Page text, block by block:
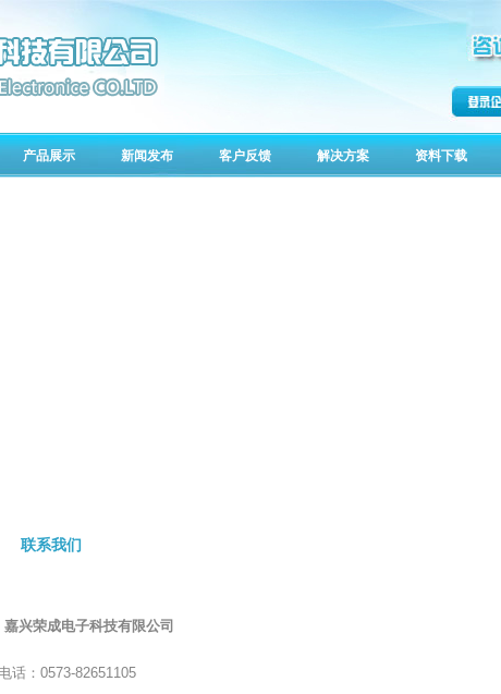
产品展示 新闻发布 客户反馈 解决方案 资料下载
联系我们
嘉兴荣成电子科技有限公司
话：0573-82651105